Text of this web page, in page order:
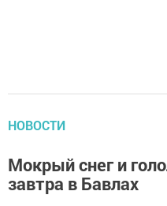
НОВОСТИ
Мокрый снег и
завтра в Бавлах